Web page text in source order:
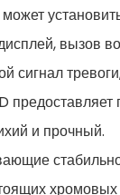
вызов
сигнал
и прочный.